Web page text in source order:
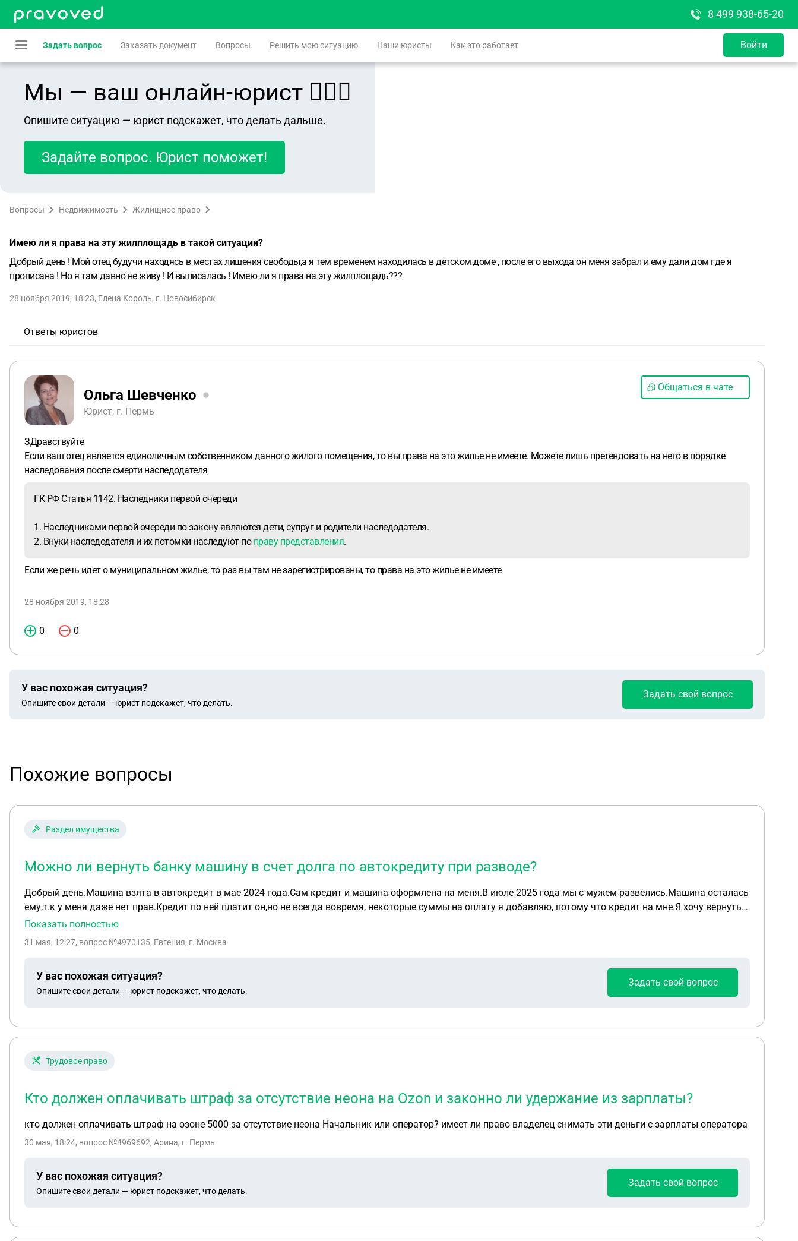
8 499 938-65-20
Задать вопрос Заказать документ Вопросы Решить мою ситуацию Наши юристы Как это работает Войти
Мы — ваш онлайн-юрист 👨🏻‍⚖️
Опишите ситуацию — юрист подскажет, что делать дальше.
Задайте вопрос. Юрист поможет!
Вопросы Недвижимость Жилищное право
Имею ли я права на эту жилплощадь в такой ситуации?
Добрый день ! Мой отец будучи находясь в местах лишения свободы,а я тем временем находилась в детском доме , после его выхода он меня забрал и ему дали дом где я
прописана ! Но я там давно не живу ! И выписалась ! Имею ли я права на эту жилплощадь???
28 ноября 2019, 18:23, Елена Король, г. Новосибирск
Ответы юристов
Ольга Шевченко
Юрист, г. Пермь
Общаться в чате
ЗДравствуйте
Если ваш отец является единоличным собственником данного жилого помещения, то вы права на это жилье не имеете. Можете лишь претендовать на него в порядке
наследования после смерти наследодателя
ГК РФ Статья 1142. Наследники первой очереди
1. Наследниками первой очереди по закону являются дети, супруг и родители наследодателя.
2. Внуки наследодателя и их потомки наследуют по праву представления.
Если же речь идет о муниципальном жилье, то раз вы там не зарегистрированы, то права на это жилье не имеете
28 ноября 2019, 18:28
0 0
У вас похожая ситуация?
Опишите свои детали — юрист подскажет, что делать.
Задать свой вопрос
Похожие вопросы
Раздел имущества
Можно ли вернуть банку машину в счет долга по автокредиту при разводе?
Добрый день.Машина взята в автокредит в мае 2024 года.Сам кредит и машина оформлена на меня.В июле 2025 года мы с мужем развелись.Машина осталась
ему,т.к у меня даже нет прав.Кредит по ней платит он,но не всегда вовремя, некоторые суммы на оплату я добавляю, потому что кредит на мне.Я хочу вернуть
машину банку в счёт оставшегося долга,т.к. мне этот автокредит не нужен.Имеет ли право бывший муж претендовать на неё? Добровольно он мне её не хочет
Показать полностью
31 мая, 12:27, вопрос №4970135, Евгения, г. Москва
У вас похожая ситуация?
Опишите свои детали — юрист подскажет, что делать.
Задать свой вопрос
Трудовое право
Кто должен оплачивать штраф за отсутствие неона на Ozon и законно ли удержание из зарплаты?
кто должен оплачивать штраф на озоне 5000 за отсутствие неона Начальник или оператор? имеет ли право владелец снимать эти деньги с зарплаты оператора
30 мая, 18:24, вопрос №4969692, Арина, г. Пермь
У вас похожая ситуация?
Опишите свои детали — юрист подскажет, что делать.
Задать свой вопрос